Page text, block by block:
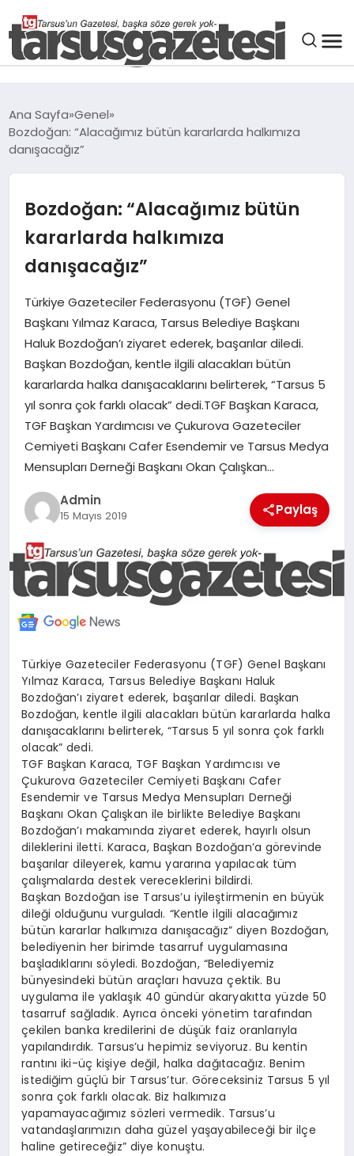
SPOR
DÜNYA
SIYASET
EKONOMI
MERSIN
EĞITIM
İLETIŞIM
Ana Sayfa Genel
Bozdoğan: “Alacağımız bütün kararlarda halkımıza
danışacağız”
Bozdoğan: “Alacağımız bütün
kararlarda halkımıza
danışacağız”
Türkiye Gazeteciler Federasyonu (TGF) Genel
Başkanı Yılmaz Karaca, Tarsus Belediye Başkanı
Haluk Bozdoğan’ı ziyaret ederek, başarılar diledi.
Başkan Bozdoğan, kentle ilgili alacakları bütün
kararlarda halka danışacaklarını belirterek, “Tarsus 5
yıl sonra çok farklı olacak” dedi.TGF Başkan Karaca,
TGF Başkan Yardımcısı ve Çukurova Gazeteciler
Cemiyeti Başkanı Cafer Esendemir ve Tarsus Medya
Mensupları Derneği Başkanı Okan Çalışkan…
Admin
15 Mayıs 2019 Paylaş
Türkiye Gazeteciler Federasyonu (TGF) Genel Başkanı
Yılmaz Karaca, Tarsus Belediye Başkanı Haluk
Bozdoğan’ı ziyaret ederek, başarılar diledi. Başkan
Bozdoğan, kentle ilgili alacakları bütün kararlarda halka
danışacaklarını belirterek, “Tarsus 5 yıl sonra çok farklı
olacak” dedi.
TGF Başkan Karaca, TGF Başkan Yardımcısı ve
Çukurova Gazeteciler Cemiyeti Başkanı Cafer
Esendemir ve Tarsus Medya Mensupları Derneği
Başkanı Okan Çalışkan ile birlikte Belediye Başkanı
Bozdoğan’ı makamında ziyaret ederek, hayırlı olsun
dileklerini iletti. Karaca, Başkan Bozdoğan’a görevinde
başarılar dileyerek, kamu yararına yapılacak tüm
çalışmalarda destek vereceklerini bildirdi.
Başkan Bozdoğan ise Tarsus’u iyileştirmenin en büyük
dileği olduğunu vurguladı. “Kentle ilgili alacağımız
bütün kararlar halkımıza danışacağız” diyen Bozdoğan,
belediyenin her birimde tasarruf uygulamasına
başladıklarını söyledi. Bozdoğan, “Belediyemiz
bünyesindeki bütün araçları havuza çektik. Bu
uygulama ile yaklaşık 40 gündür akaryakıtta yüzde 50
tasarruf sağladık. Ayrıca önceki yönetim tarafından
çekilen banka kredilerini de düşük faiz oranlarıyla
yapılandırdık. Tarsus’u hepimiz seviyoruz. Bu kentin
rantını iki-üç kişiye değil, halka dağıtacağız. Benim
istediğim güçlü bir Tarsus’tur. Göreceksiniz Tarsus 5 yıl
sonra çok farklı olacak. Biz halkımıza
yapamayacağımız sözleri vermedik. Tarsus’u
vatandaşlarımızın daha güzel yaşayabileceği bir ilçe
haline getireceğiz” diye konuştu.